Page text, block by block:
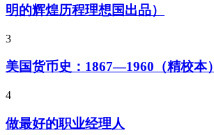
明的辉煌历程理想国出品）
3
美国货币史：1867—1960（精校本）
4
做最好的职业经理人